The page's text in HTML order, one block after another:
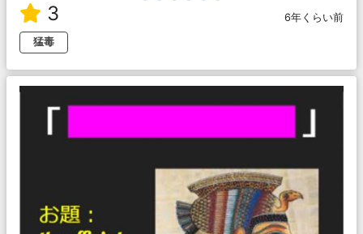
3
6年くらい前
猛毒